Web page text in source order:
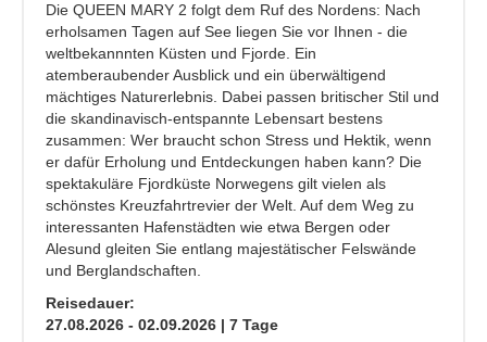
Die QUEEN MARY 2 folgt dem Ruf des Nordens: Nach
erholsamen Tagen auf See liegen Sie vor Ihnen - die
weltbekannnten Küsten und Fjorde. Ein
atemberaubender Ausblick und ein überwältigend
mächtiges Naturerlebnis. Dabei passen britischer Stil und
die skandinavisch-entspannte Lebensart bestens
zusammen: Wer braucht schon Stress und Hektik, wenn
er dafür Erholung und Entdeckungen haben kann? Die
spektakuläre Fjordküste Norwegens gilt vielen als
schönstes Kreuzfahrtrevier der Welt. Auf dem Weg zu
interessanten Hafenstädten wie etwa Bergen oder
Alesund gleiten Sie entlang majestätischer Felswände
und Berglandschaften.
Reisedauer:
27.08.2026 - 02.09.2026 | 7 Tage